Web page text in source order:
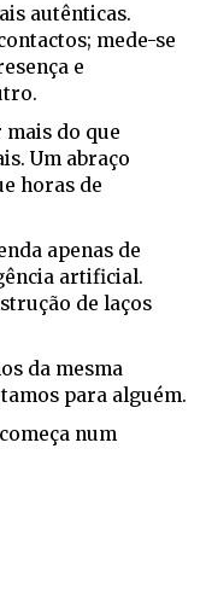
autênticas.
mede-se
e
mais do que
Um abraço
horas de
apenas de
artificial.
de laços
da mesma
para alguém.
num